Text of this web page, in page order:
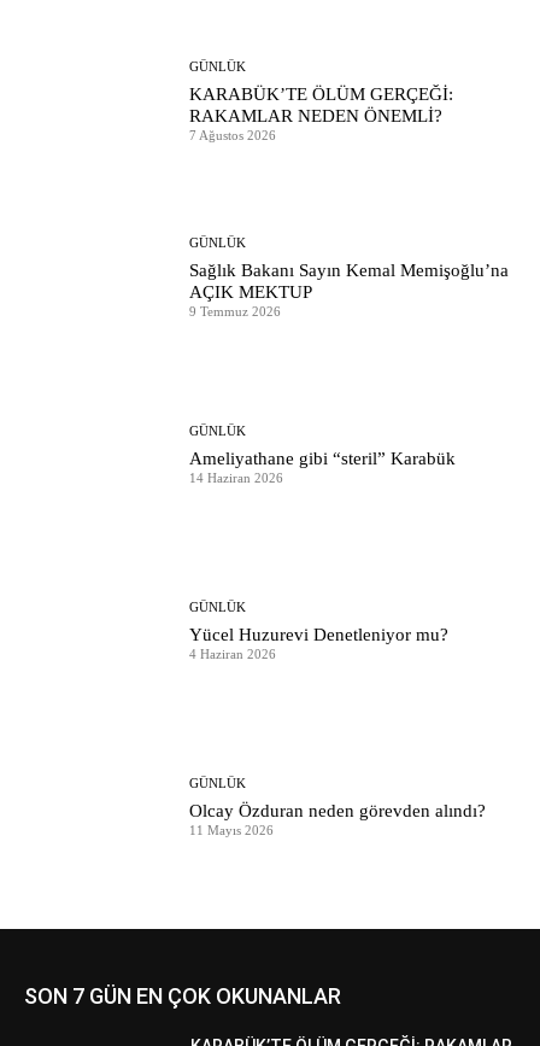
GÜNLÜK
KARABÜK’TE ÖLÜM GERÇEĞİ:
RAKAMLAR NEDEN ÖNEMLİ?
7 Ağustos 2026
GÜNLÜK
Sağlık Bakanı Sayın Kemal Memişoğlu’na
AÇIK MEKTUP
9 Temmuz 2026
GÜNLÜK
Ameliyathane gibi “steril” Karabük
14 Haziran 2026
GÜNLÜK
Yücel Huzurevi Denetleniyor mu?
4 Haziran 2026
GÜNLÜK
Olcay Özduran neden görevden alındı?
11 Mayıs 2026
SON 7 GÜN EN ÇOK OKUNANLAR